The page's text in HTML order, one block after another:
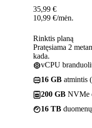
35,99 €
10,99 €/mėn.
Rinktis planą
Pratęsiama 2
kada.
vCPU
16 GB atmintis
200 GB NVMe
16 TB